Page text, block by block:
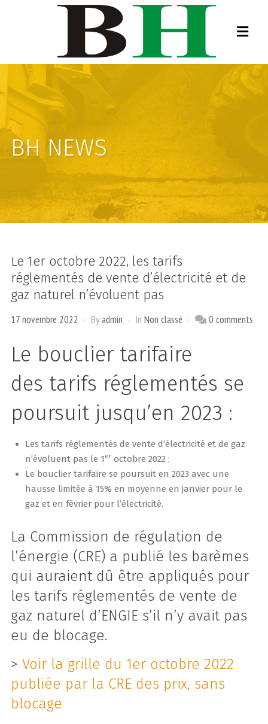
BH NEWS
Le 1er octobre 2022, les tarifs
réglementés de vente d’électricité et de
gaz naturel n’évoluent pas
17 novembre 2022 Byadmin In Non classé 0 comments
Le bouclier tarifaire
des tarifs réglementés se
poursuit jusqu’en 2023 :
Les tarifs réglementés de vente d’électricité et de gaz
n’évoluent pas le 1 eroctobre 2022 ;
Le bouclier tarifaire se poursuit en 2023 avec une
hausse limitée à 15% en moyenne en janvier pour le
gaz et en février pour l’électricité.
La Commission de régulation de
l’énergie (CRE) a publié les barèmes
qui auraient dû être appliqués pour
les tarifs réglementés de vente de
gaz naturel d’ENGIE s’il n’y avait pas
eu de blocage.
> Voir la grille du 1er octobre 2022
publiée par la CRE des prix, sans
blocage